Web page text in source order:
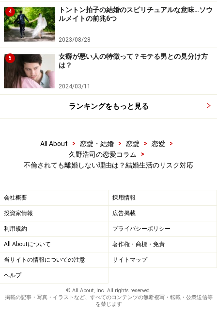
の連携プレーの手本になったとは言えそうです。
もし自分に降りかかったらどうしますか？
解決への主導権をどちらが握るのかも夫婦それぞれ。
今回のような騒動が、わが家でも起こったらどうする
か……と想像してみました。私も太川さんと同じで、家族
が離れ離れになることは避ける選択をするだろうと思い
長年の結婚生活、一生添い遂げると考えれば、いろいろ
なトラブルや事件が起こる危険性はあるでしょう。その
中で、浮気問題はどこまで重要視されるでしょうか？
個人的な意見を言うとすれば、20年以上に及ぶベテラン
夫婦の場合、１回ぐらいの浮気は夫婦の優先順位の最高
位でないような気がしています。本来なら決して不倫と
いう過ちを肯定することはありません。でも、夫婦や家
4
トントン拍子の結婚のスピリチュアルな意味…ソウ
ルメイトの前兆6つ
2023/08/28
5
女癖が悪い人の特徴って？モテる男との見分け方
は？
2024/03/11
ランキングをもっと見る
All About > 恋愛・結婚 > 恋愛 > 恋愛
>
久野浩司の恋愛コラム
>
不倫されても離婚しない理由は？結婚生活のリスク対応
会社概要 採用情報
投資家情報 広告掲載
利用規約 プライバシーポリシー
All Aboutについて 著作権・商標・免責
当サイトの情報についての注意 サイトマップ
ヘルプ
© All About, Inc. All rights reserved.
掲載の記事・写真・イラストなど、すべてのコンテンツの無断複写・転載・公衆送信等
を禁じます